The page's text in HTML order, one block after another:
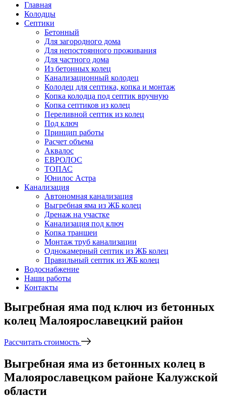
Главная
Колодцы
Септики
Бетонный
Для загородного дома
Для непостоянного проживания
Для частного дома
Из бетонных колец
Канализационный колодец
Колодец для септика, копка и монтаж
Копка колодца под септик вручную
Копка септиков из колец
Переливной септик из колец
Под ключ
Принцип работы
Расчет объема
Аквалос
ЕВРОЛОС
ТОПАС
Юнилос Астра
Канализация
Автономная канализация
Выгребная яма из ЖБ колец
Дренаж на участке
Канализация под ключ
Копка траншеи
Монтаж труб канализации
Однокамерный септик из ЖБ колец
Правильный септик из ЖБ колец
Водоснабжение
Наши работы
Контакты
Выгребная яма под ключ из бетонных
колец Малоярославецкий район
Рассчитать стоимость
Выгребная яма из бетонных колец в
Малоярославецком районе Калужской
области